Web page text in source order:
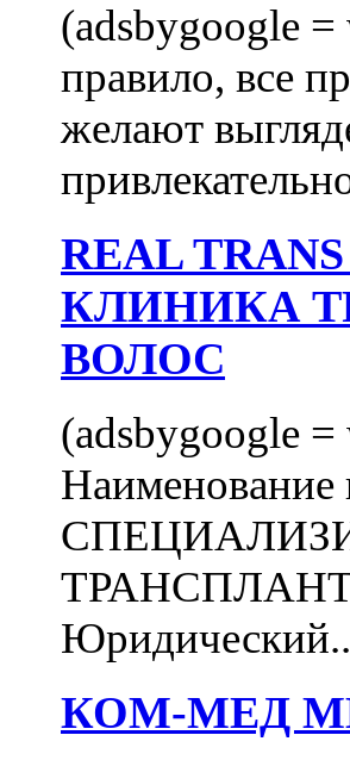
(adsbygoogle
правило, все
желают
REAL
КЛИНИКА
ВОЛОС
(adsbygoogle
КОМ-МЕД